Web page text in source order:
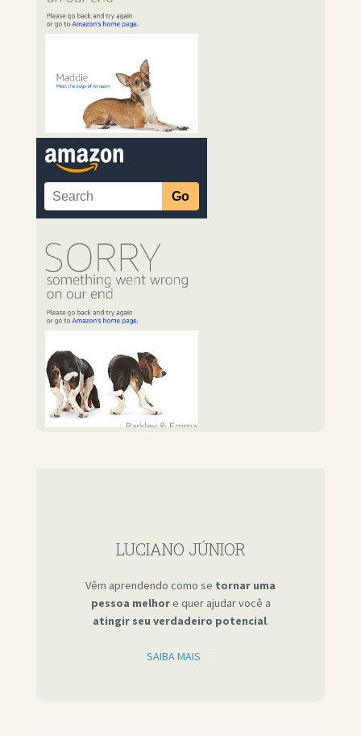
LUCIANO JÚNIOR
Vêm aprendendo como se tornar uma
pessoa melhore quer ajudar você a
atingir seu verdadeiro potencial.
SAIBA MAIS